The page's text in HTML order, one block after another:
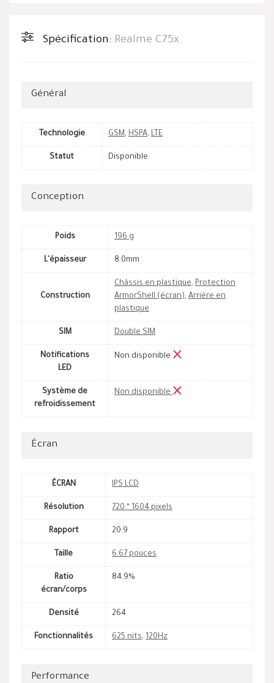
Spécification: Realme C75x
Général
Technologie GSM, HSPA, LTE
Statut Disponible
Conception
Poids 196 g
L'épaisseur 8.0mm
Construction
Châssis en plastique, Protection
ArmorShell (écran), Arrière en
plastique
SIM Double SIM
Notifications
LED
Non disponible
Système de
refroidissement
Non disponible
Écran
ÉCRAN IPS LCD
Résolution 720 * 1604 pixels
Rapport 20:9
Taille 6.67 pouces
Ratio
écran/corps
84.9%
Densité 264
Fonctionnalités 625 nits, 120Hz
Performance